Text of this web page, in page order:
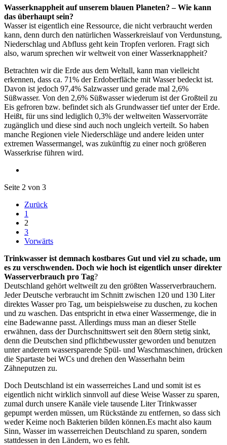
Wasserknappheit auf unserem blauen Planeten? – Wie kann
das überhaupt sein?
Wasser ist eigentlich eine Ressource, die nicht verbraucht werden
kann, denn durch den natürlichen Wasserkreislauf von Verdunstung,
Niederschlag und Abfluss geht kein Tropfen verloren. Fragt sich
also, warum sprechen wir weltweit von einer Wasserknappheit?
Betrachten wir die Erde aus dem Weltall, kann man vielleicht
erkennen, dass ca. 71% der Erdoberfläche mit Wasser bedeckt ist.
Davon ist jedoch 97,4% Salzwasser und gerade mal 2,6%
Süßwasser. Von den 2,6% Süßwasser wiederum ist der Großteil zu
Eis gefroren bzw. befindet sich als Grundwasser tief unter der Erde.
Heißt, für uns sind lediglich 0,3% der weltweiten Wasservorräte
zugänglich und diese sind auch noch ungleich verteilt. So haben
manche Regionen viele Niederschläge und andere leiden unter
extremen Wassermangel, was zukünftig zu einer noch größeren
Wasserkrise führen wird.
Seite 2 von 3
Zurück
1
2
3
Vorwärts
Trinkwasser ist demnach kostbares Gut und viel zu schade, um
es zu verschwenden. Doch wie hoch ist eigentlich unser direkter
Wasserverbrauch pro Tag?
Deutschland gehört weltweilt zu den größten Wasserverbrauchern.
Jeder Deutsche verbraucht im Schnitt zwischen 120 und 130 Liter
direktes Wasser pro Tag, um beispielsweise zu duschen, zu kochen
und zu waschen. Das entspricht in etwa einer Wassermenge, die in
eine Badewanne passt. Allerdings muss man an dieser Stelle
erwähnen, dass der Durchschnittswert seit den 80ern stetig sinkt,
denn die Deutschen sind pflichtbewusster geworden und benutzen
unter anderem wassersparende Spül- und Waschmaschinen, drücken
die Spartaste bei WCs und drehen den Wasserhahn beim
Zähneputzen zu.
Doch Deutschland ist ein wasserreiches Land und somit ist es
eigentlich nicht wirklich sinnvoll auf diese Weise Wasser zu sparen,
zumal durch unsere Kanäle viele tausende Liter Trinkwasser
gepumpt werden müssen, um Rückstände zu entfernen, so dass sich
weder Keime noch Bakterien bilden können.Es macht also kaum
Sinn, Wasser im wasserreichen Deutschland zu sparen, sondern
stattdessen in den Ländern, wo es fehlt.